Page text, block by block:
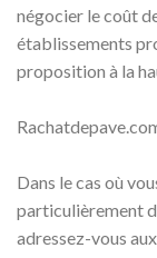
négocier le coût
établissements
proposition à la
Dans le cas où
particulièrement
adressez-vous